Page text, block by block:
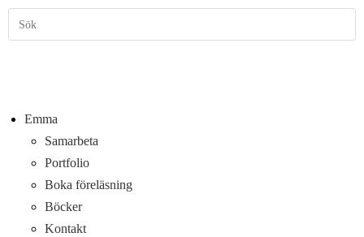
Emma
Samarbeta
Portfolio
Boka föreläsning
Böcker
Kontakt